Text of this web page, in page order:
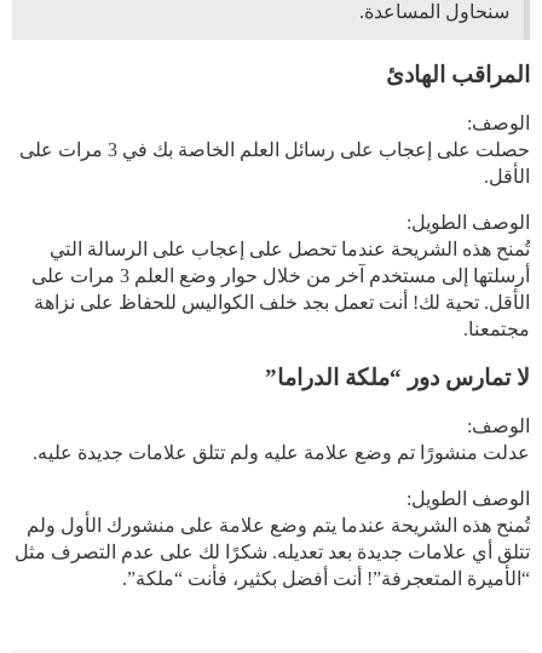
سنحاول المساعدة.
المراقب الهادئ
الوصف:
حصلت على إعجاب على رسائل العلم الخاصة بك في 3 مرات على
الأقل.
الوصف الطويل:
تُمنح هذه الشريحة عندما تحصل على إعجاب على الرسالة التي
أرسلتها إلى مستخدم آخر من خلال حوار وضع العلم 3 مرات على
الأقل. تحية لك! أنت تعمل بجد خلف الكواليس للحفاظ على نزاهة
مجتمعنا.
لا تمارس دور “ملكة الدراما”
الوصف:
عدلت منشورًا تم وضع علامة عليه ولم تتلق علامات جديدة عليه.
الوصف الطويل:
تُمنح هذه الشريحة عندما يتم وضع علامة على منشورك الأول ولم
تتلق أي علامات جديدة بعد تعديله. شكرًا لك على عدم التصرف مثل
“الأميرة المتعجرفة”! أنت أفضل بكثير، فأنت “ملكة”.